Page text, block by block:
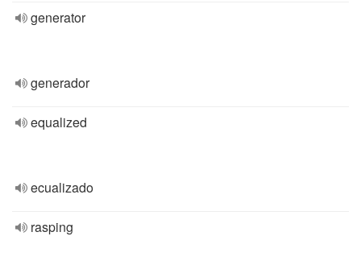
generator
generador
equalized
ecualizado
rasping